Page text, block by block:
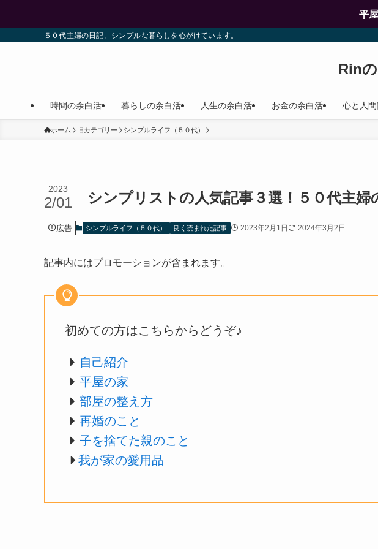
平
５０代主婦の日記。シンプルな暮らしを心がけています。
Rin
時間の余白活 暮らしの余白活 人生の余白活 お金の余白活 心と人
ホーム 旧カテゴリー シンプルライフ（５０代）
シンプリストの人気記事３選！５０代主婦
2023
2/01
広告 シンプルライフ（５０代） 良く読まれた記事 2023年2月1日 2024年3月2日
記事内にはプロモーションが含まれます。
初めての方はこちらからどうぞ♪
自己紹介
平屋の家
部屋の整え方
再婚のこと
子を捨てた親のこと
我が家の愛用品